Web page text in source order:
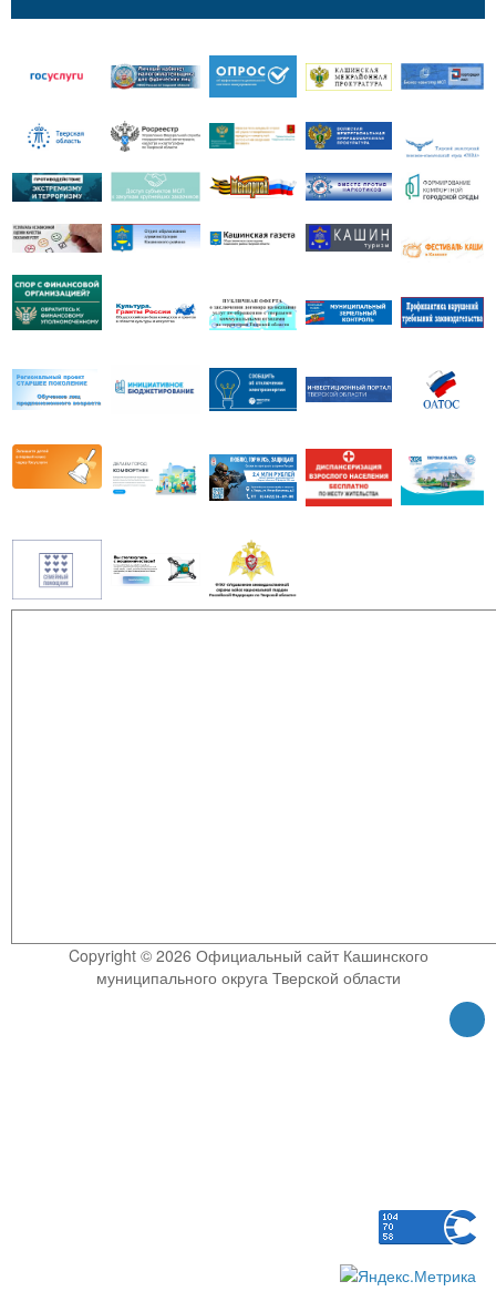
Copyright © 2026 Официальный сайт Кашинского
муниципального округа Тверской области